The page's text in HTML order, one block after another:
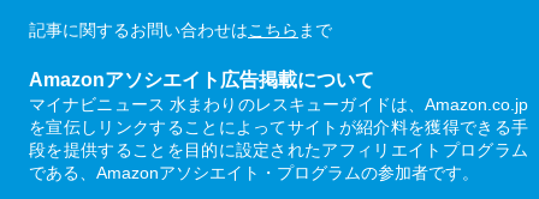
記事に関するお問い合わせはこちら まで
Amazonアソシエイト広告掲載について
マイナビニュース 水まわりのレスキューガイドは、Amazon.co.jp
を宣伝しリンクすることによってサイトが紹介料を獲得できる手
段を提供することを目的に設定されたアフィリエイトプログラム
である、Amazonアソシエイト・プログラムの参加者です。